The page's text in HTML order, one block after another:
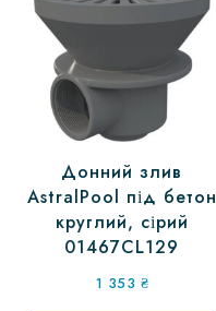
Донний злив
AstralPool під бетон
круглий, сірий
01467CL129
1 353 ₴